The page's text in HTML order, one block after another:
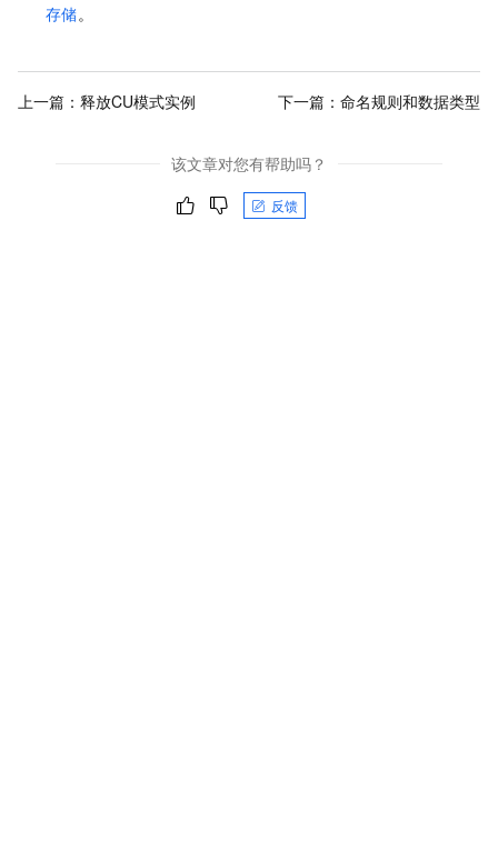
存储。
上一篇： 释放CU模式实例 下一篇： 命名规则和数据类型
该文章对您有帮助吗？
反馈